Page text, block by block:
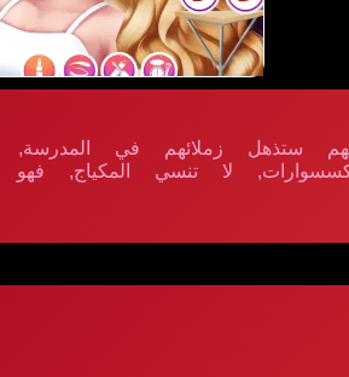
ستذهل زملائهم في
لا تنسي المكياج,